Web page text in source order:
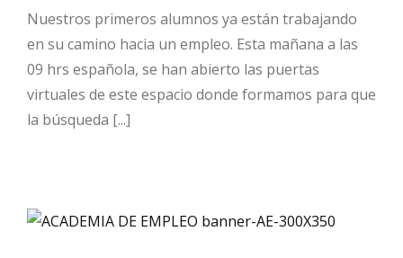
Nuestros primeros alumnos ya están trabajando
en su camino hacia un empleo. Esta mañana a las
09 hrs española, se han abierto las puertas
virtuales de este espacio donde formamos para que
la búsqueda [...]